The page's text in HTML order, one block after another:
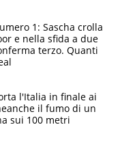
1: Sascha crolla
e nella sfida a due
terzo. Quanti
l'Italia in finale ai
il fumo di un
sui 100 metri